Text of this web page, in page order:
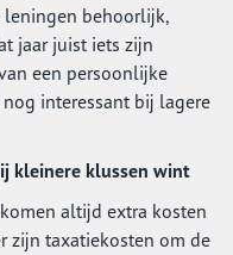
leningen behoorlijk,
jaar juist iets zijn
een persoonlijke
interessant bij lagere
kleinere klussen wint
altijd extra kosten
zijn taxatiekosten om de